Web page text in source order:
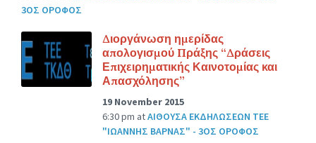
3ΟΣ ΟΡΟΦΟΣ
Διοργάνωση ημερίδας
απολογισμού Πράξης “Δράσεις
Επιχειρηματικής Καινοτομίας και
Απασχόλησης”
19 November 2015
6:30 pm atΑΙΘΟΥΣΑ ΕΚΔΗΛΩΣΕΩΝ ΤΕΕ
"ΙΩΑΝΝΗΣ ΒΑΡΝΑΣ" - 3ΟΣ ΟΡΟΦΟΣ